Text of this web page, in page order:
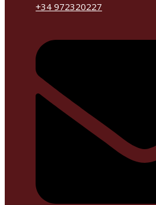
+34 972320227